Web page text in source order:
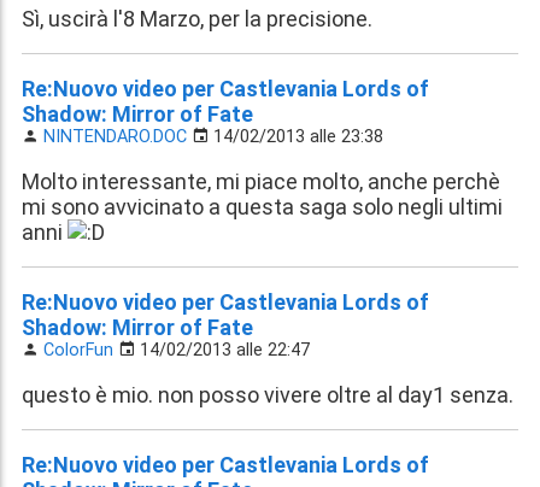
Sì, uscirà l'8 Marzo, per la precisione.
Re:Nuovo video per Castlevania Lords of
Shadow: Mirror of Fate
NINTENDARO.DOC 14/02/2013 alle 23:38
Molto interessante, mi piace molto, anche perchè
mi sono avvicinato a questa saga solo negli ultimi
anni
Re:Nuovo video per Castlevania Lords of
Shadow: Mirror of Fate
ColorFun 14/02/2013 alle 22:47
questo è mio. non posso vivere oltre al day1 senza.
Re:Nuovo video per Castlevania Lords of